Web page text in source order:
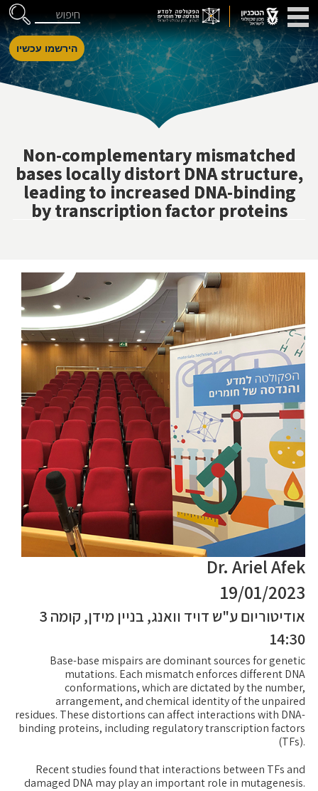
Skip to Content
דלג לניווט חיפוש
הירשמו עכשיו
Non-complementary mismatched
bases locally distort DNA structure,
leading to increased DNA-binding
by transcription factor proteins
Dr. Ariel Afek
19/01/2023
אודיטוריום ע"ש דויד וואנג, בניין מידן, קומה 3
14:30
Base-base mispairs are dominant sources for genetic
mutations. Each mismatch enforces different DNA
conformations, which are dictated by the number,
arrangement, and chemical identity of the unpaired
residues. These distortions can affect interactions with DNA-
binding proteins, including regulatory transcription factors
(TFs).
Recent studies found that interactions between TFs and
damaged DNA may play an important role in mutagenesis.